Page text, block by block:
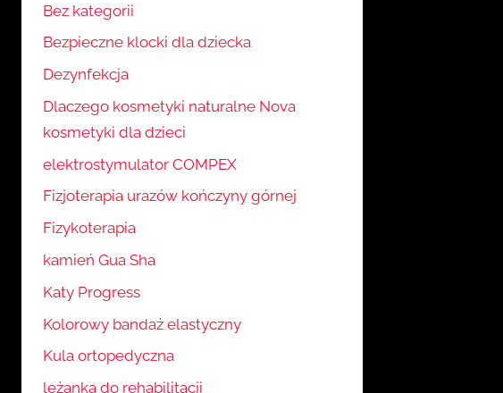
Bez kategorii
Bezpieczne klocki dla dziecka
Dezynfekcja
Dlaczego kosmetyki naturalne Nova
kosmetyki dla dzieci
elektrostymulator COMPEX
Fizjoterapia urazów kończyny górnej
Fizykoterapia
kamień Gua Sha
Katy Progress
Kolorowy bandaż elastyczny
Kula ortopedyczna
leżanka do rehabilitacji